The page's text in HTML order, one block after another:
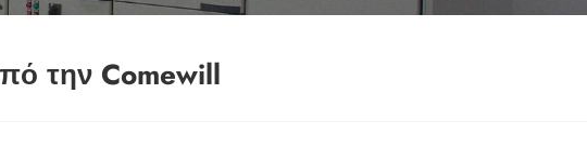
την Comewill